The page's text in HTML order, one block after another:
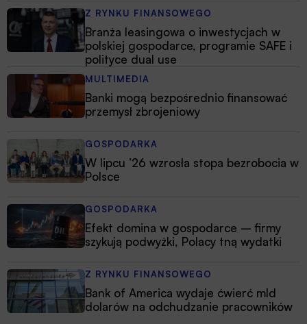
Z RYNKU FINANSOWEGO
Branża leasingowa o inwestycjach w
polskiej gospodarce, programie SAFE i
polityce dual use
MULTIMEDIA
Banki mogą bezpośrednio finansować
przemysł zbrojeniowy
GOSPODARKA
W lipcu ’26 wzrosła stopa bezrobocia w
Polsce
GOSPODARKA
Efekt domina w gospodarce – firmy
szykują podwyżki, Polacy tną wydatki
Z RYNKU FINANSOWEGO
Bank of America wydaje ćwierć mld
dolarów na odchudzanie pracowników